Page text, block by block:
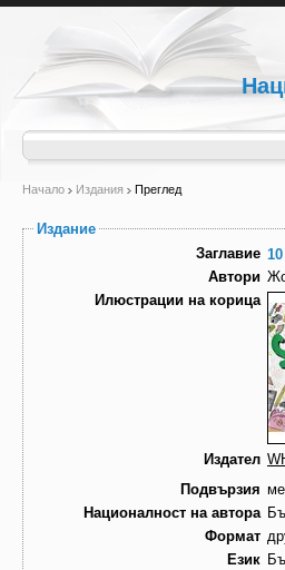
Начало Издания Преглед
Издание
Заглавие
Автори
Илюстрации на корица
Издател
Подвързия
Националност на автора
Формат
Език